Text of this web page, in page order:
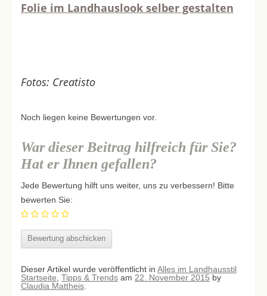
Folie im Landhauslook selber gestalten
Fotos: Creatisto
Noch liegen keine Bewertungen vor.
War dieser Beitrag hilfreich für Sie?
Hat er Ihnen gefallen?
Jede Bewertung hilft uns weiter, uns zu verbessern! Bitte
bewerten Sie:
Dieser Artikel wurde veröffentlicht in Alles im Landhausstil
Startseite Tipps & Trends am 22. November 2015 by
Claudia Mattheis